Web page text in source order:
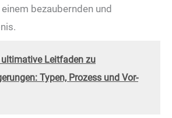
bezaubernden und
ultimative Leitfaden zu
Typen, Prozess und Vor-